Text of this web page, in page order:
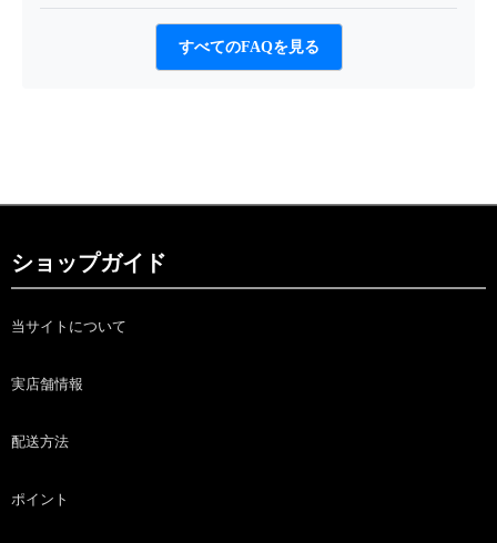
すべてのFAQを見る
ショップガイド
当サイトについて
実店舗情報
配送方法
ポイント